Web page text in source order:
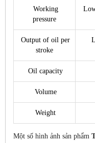
Working
pressure
Output of oil per
stroke
Oil capacity
Volume
Weight
Một số hình ảnh sản phẩm